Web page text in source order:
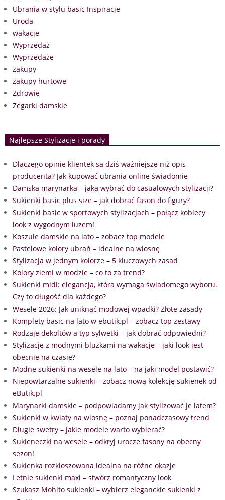
Ubrania w stylu basic Inspiracje
Uroda
wakacje
Wyprzedaż
Wyprzedaże
zakupy
zakupy hurtowe
Zdrowie
Zegarki damskie
Najlepsze Stylizacje i porady
Dlaczego opinie klientek są dziś ważniejsze niż opis
producenta? Jak kupować ubrania online świadomie
Damska marynarka – jaką wybrać do casualowych stylizacji?
Sukienki basic plus size – jak dobrać fason do figury?
Sukienki basic w sportowych stylizacjach – połącz kobiecy
look z wygodnym luzem!
Koszule damskie na lato – zobacz top modele
Pastelowe kolory ubrań – idealne na wiosnę
Stylizacja w jednym kolorze – 5 kluczowych zasad
Kolory ziemi w modzie – co to za trend?
Sukienki midi: elegancja, która wymaga świadomego wyboru.
Czy to długość dla każdego?
Wesele 2026: Jak uniknąć modowej wpadki? Złote zasady
Komplety basic na lato w ebutik.pl – zobacz top zestawy
Rodzaje dekoltów a typ sylwetki – jak dobrać odpowiedni?
Stylizacje z modnymi bluzkami na wakacje – jaki look jest
obecnie na czasie?
Modne sukienki na wesele na lato – na jaki model postawić?
Niepowtarzalne sukienki – zobacz nową kolekcję sukienek od
eButik.pl
Marynarki damskie – podpowiadamy jak stylizować je latem?
Sukienki w kwiaty na wiosnę – poznaj ponadczasowy trend
Długie swetry – jakie modele warto wybierać?
Sukieneczki na wesele – odkryj urocze fasony na obecny
sezon!
Sukienka rozkloszowana idealna na różne okazje
Letnie sukienki maxi – stwórz romantyczny look
Szukasz Mohito sukienki – wybierz eleganckie sukienki z